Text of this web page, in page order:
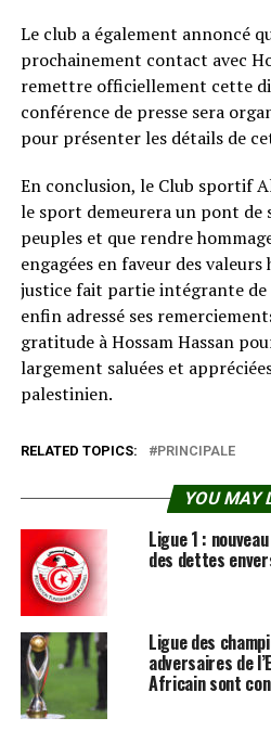
Le club a également annoncé
prochainement contact avec
remettre officiellement cette
conférence de presse sera
pour présenter les détails de
En conclusion, le Club sportif
le sport demeurera un pont de
peuples et que rendre
engagées en faveur des
justice fait partie intégrante de
enfin adressé ses
gratitude à Hossam Hassan
largement saluées et
palestinien.
RELATED TOPICS: PRINCIPALE
YOU MAY
Ligue 1 :
des dettes
Ligue des
adversaires de
Africain sont